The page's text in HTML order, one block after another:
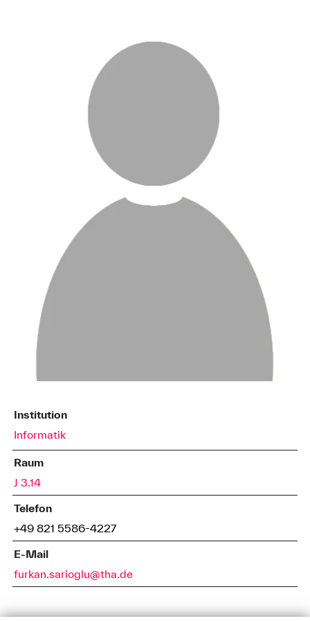
Institution
Informatik
Raum
J 3.14
Telefon
+49 821 5586-4227
E-Mail
furkan.sarioglu@tha.de